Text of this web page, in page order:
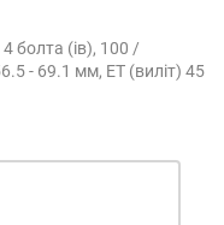
болта (ів), 100 /
- 69.1 мм, ET (виліт) 45